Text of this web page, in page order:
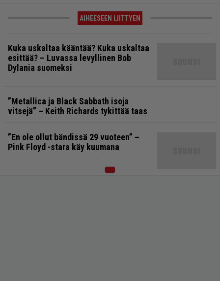
AIHEESEEN LIITTYEN
Kuka uskaltaa kääntää? Kuka uskaltaa
esittää? – Luvassa levyllinen Bob
Dylania suomeksi
”Metallica ja Black Sabbath isoja
vitsejä” – Keith Richards tykittää taas
”En ole ollut bändissä 29 vuoteen” –
Pink Floyd -stara käy kuumana